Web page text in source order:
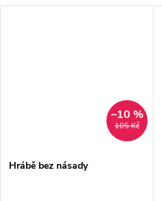
105 Kč
–10 %
Hrábě bez násady